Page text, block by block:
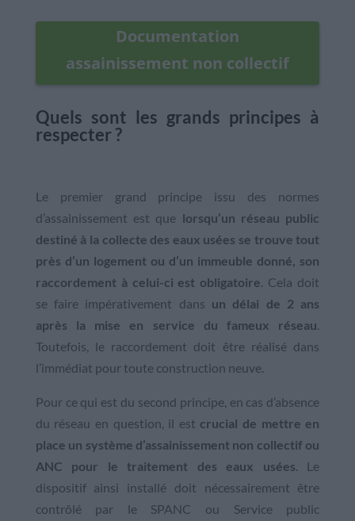
Documentation
assainissement non collectif
Quels sont les grands principes à
respecter ?
Le premier grand principe issu des normes
d’assainissement est que lorsqu’un réseau public
destiné à la collecte des eaux usées se trouve tout
près d’un logement ou d’un immeuble donné, son
raccordement à celui-ci est obligatoire . Cela doit
se faire impérativement dans un délai de 2 ans
après la mise en service du fameux réseau
Toutefois, le raccordement doit être réalisé dans
l’immédiat pour toute construction neuve.
Pour ce qui est du second principe, en cas d’absence
du réseau en question, il est crucial de mettre en
place un système d’assainissement non collectif ou
ANC pour le traitement des eaux usées . Le
dispositif ainsi installé doit nécessairement être
contrôlé par le SPANC ou Service public